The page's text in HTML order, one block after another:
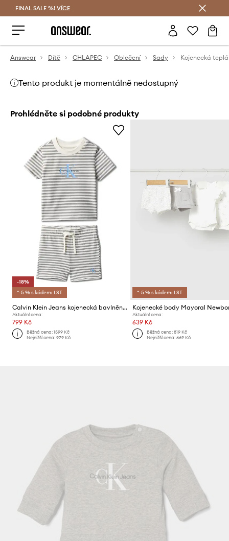
FINAL SALE %! VÍCE
Answear Dítě CHLAPEC Oblečení Sady
Tento produkt je momentálně nedostupný
Prohlédněte si podobné produkty
-18%
*-5 % s kódem: LST
Calvin Klein Jeans kojenecká bavlněná souprava
Aktuální cena:
799 Kč
Běžná cena:1599 Kč
Nejnižší cena:979 Kč
*-5 % s kódem: LST
Aktuální cena:
639 Kč
Běžná cena: 819 Kč
Nejnižší cena: 669 Kč